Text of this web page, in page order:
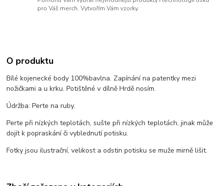
pro Váš merch. Vytvořím Vám vzorky.
O produktu
Bílé kojenecké body 100%bavlna. Zapínání na patentky mezi
nožičkami a u krku. Potištěné v dílně Hrdě nosím.
Údržba: Perte na ruby.
Perte při nízkých teplotách, sušte při nízkých teplotách, jinak může
dojít k popraskání či vyblednutí potisku.
Fotky jsou ilustrační, velikost a odstin potisku se muže mirně lišit.